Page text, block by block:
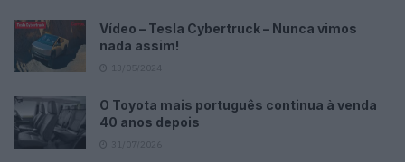
Vídeo – Tesla Cybertruck – Nunca vimos
nada assim!
O Toyota mais português continua à venda
40 anos depois